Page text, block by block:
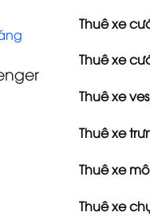
Thuê xe
Thuê xe
Thuê xe
Thuê xe
Thuê xe
Thuê xe